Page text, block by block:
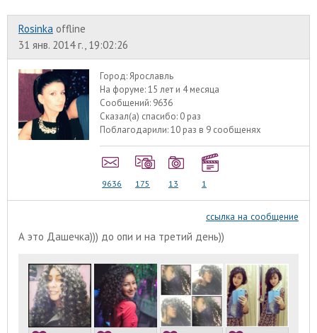
Rosinka offline
31 янв. 2014 г., 19:02:26
Город:Ярославль
На форуме:15 лет и 4 месяца
Сообщений: 9636
Сказал(а) спасибо: 0 раз
Поблагодарили:10 раз в 9 сообщенях
9636 175 13 1
ссылка на сообщение
А это Дашечка))) до опи и на третий день))